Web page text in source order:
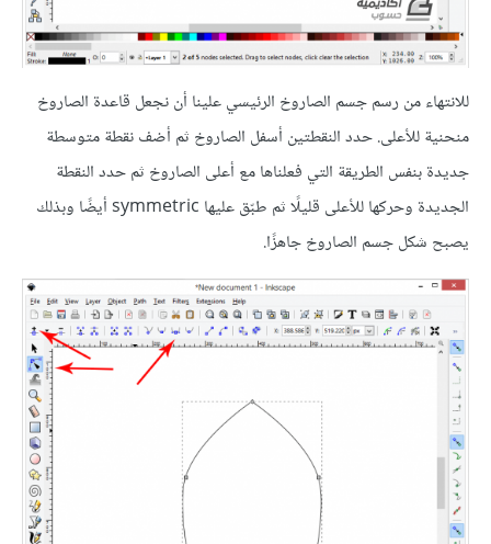
للانتهاء من رسم جسم الصاروخ الرئيسي علينا أن نجعل قاعدة الصاروخ
منحنية للأعلى. حدد النقطتين أسفل الصاروخ ثم أضف نقطة متوسطة
جديدة بنفس الطريقة التي فعلناها مع أعلى الصاروخ ثم حدد النقطة
الجديدة وحركها للأعلى قليلًا ثم طبّق عليها symmetric أيضًا وبذلك
يصبح شكل جسم الصاروخ جاهزًا.